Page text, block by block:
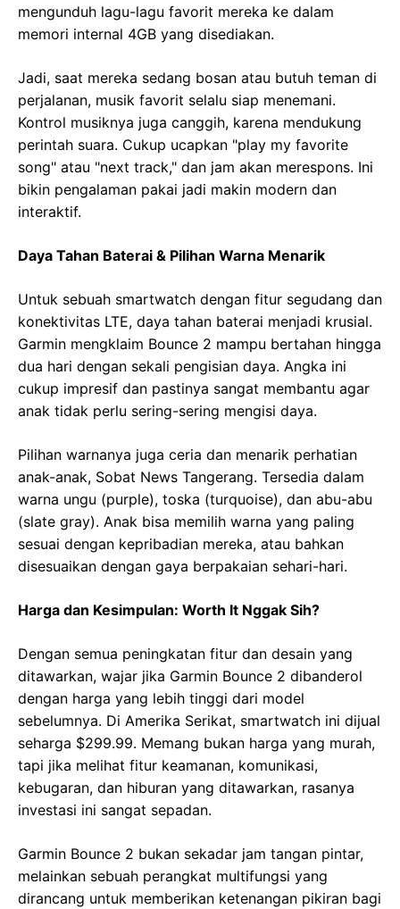
mengunduh lagu-lagu favorit mereka ke dalam
memori internal 4GB yang disediakan.
Jadi, saat mereka sedang bosan atau butuh teman di
perjalanan, musik favorit selalu siap menemani.
Kontrol musiknya juga canggih, karena mendukung
perintah suara. Cukup ucapkan "play my favorite
song" atau "next track," dan jam akan merespons. Ini
bikin pengalaman pakai jadi makin modern dan
interaktif.
Daya Tahan Baterai & Pilihan Warna Menarik
Untuk sebuah smartwatch dengan fitur segudang dan
konektivitas LTE, daya tahan baterai menjadi krusial.
Garmin mengklaim Bounce 2 mampu bertahan hingga
dua hari dengan sekali pengisian daya. Angka ini
cukup impresif dan pastinya sangat membantu agar
anak tidak perlu sering-sering mengisi daya.
Pilihan warnanya juga ceria dan menarik perhatian
anak-anak, Sobat News Tangerang. Tersedia dalam
warna ungu (purple), toska (turquoise), dan abu-abu
(slate gray). Anak bisa memilih warna yang paling
sesuai dengan kepribadian mereka, atau bahkan
disesuaikan dengan gaya berpakaian sehari-hari.
Harga dan Kesimpulan: Worth It Nggak Sih?
Dengan semua peningkatan fitur dan desain yang
ditawarkan, wajar jika Garmin Bounce 2 dibanderol
dengan harga yang lebih tinggi dari model
sebelumnya. Di Amerika Serikat, smartwatch ini dijual
seharga $299.99. Memang bukan harga yang murah,
tapi jika melihat fitur keamanan, komunikasi,
kebugaran, dan hiburan yang ditawarkan, rasanya
investasi ini sangat sepadan.
Garmin Bounce 2 bukan sekadar jam tangan pintar,
melainkan sebuah perangkat multifungsi yang
dirancang untuk memberikan ketenangan pikiran bagi